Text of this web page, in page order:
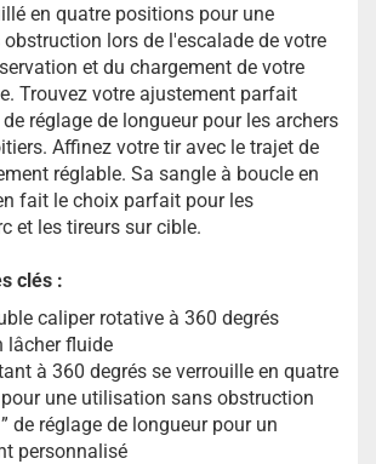
en quatre positions pour une
lors de l'escalade de votre
et du chargement de votre
Trouvez votre ajustement parfait
réglage de longueur pour les archers
Affinez votre tir avec le trajet de
réglable. Sa sangle à boucle en
fait le choix parfait pour les
et les tireurs sur cible.
clés :
caliper rotative à 360 degrés
lâcher fluide
à 360 degrés se verrouille en quatre
une utilisation sans obstruction
de réglage de longueur pour un
personnalisé